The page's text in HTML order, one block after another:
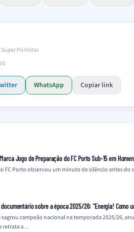
Portistas
WhatsApp Copiar link
Jogo de Preparação do FC Porto Sub-15 em
FC Porto observou um minuto de silêncio antes
sobre a época 2025/26: “Energia! Como
sagrou campeão nacional na temporada 2025/26,
retrata a…